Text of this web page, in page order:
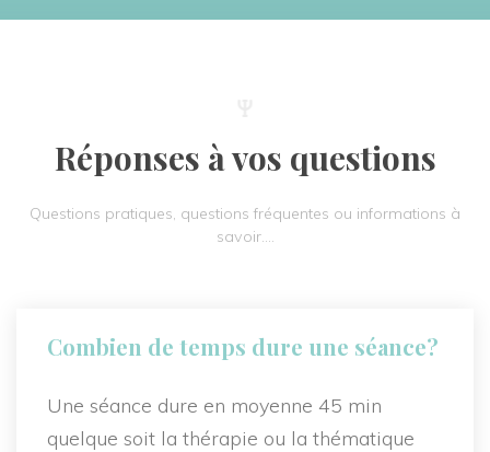
Réponses à vos questions
Questions pratiques, questions fréquentes ou informations à
savoir….
Combien de temps dure une séance?
Une séance dure en moyenne 45 min
quelque soit la thérapie ou la thématique